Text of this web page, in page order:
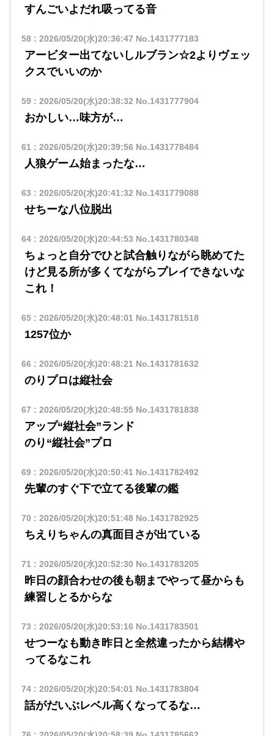
すんごいよだれ吸ってる音
58: 2026/05/20(水)20:36:47 No.1431777183
アービター出てないしルブラン☆2よりヴェッ
クスでいいのか
59: 2026/05/20(水)20:38:32 No.1431777904
おかしい…味方が…
61: 2026/05/20(水)20:39:56 No.1431778484
人狼ゲーム始まったな…
63 : 2026/05/20(水)20:41:32 No.1431779088
せちーな八位脱出
64: 2026/05/20(水)20:44:53 No.1431780348
ちょっと自分でひと試合触りながら眺めてた
けど見る所が多くてながらプレイできないな
これ！
65: 2026/05/20(水)20:48:01No.1431781518
1257位か
66 : 2026/05/20(水)20:48:21No.1431781632
のりプロは縦社会
67 : 2026/05/20(水)20:48:55No.1431781838
アップ“縦社会”ランド
のり“縦社会”プロ
69: 2026/05/20(水)20:50:41No.1431782492
先輩のすぐ下で立てる後輩の鑑
70 : 2026/05/20(水)20:51:48No.1431782925
ちえりちゃんの真面目さが出ている
71: 2026/05/20(水)20:52:30 No.1431783205
昨日の顔合わせの後も朝までやって昼からも
練習しとるからな
73 : 2026/05/20(水)20:53:16 No.1431783501
せつーなも動き昨日と全然違ったから結構や
ってるなこれ
74: 2026/05/20(水)20:54:01No.1431783804
話がだいぶレベル高くなってるな…